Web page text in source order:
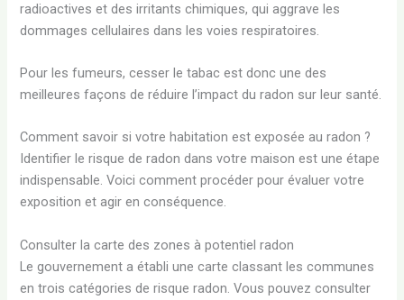
radioactives et des irritants chimiques, qui aggrave les
dommages cellulaires dans les voies respiratoires.
Pour les fumeurs, cesser le tabac est donc une des
meilleures façons de réduire l’impact du radon sur leur santé.
Comment savoir si votre habitation est exposée au radon ?
Identifier le risque de radon dans votre maison est une étape
indispensable. Voici comment procéder pour évaluer votre
exposition et agir en conséquence.
Consulter la carte des zones à potentiel radon
Le gouvernement a établi une carte classant les communes
en trois catégories de risque radon. Vous pouvez consulter